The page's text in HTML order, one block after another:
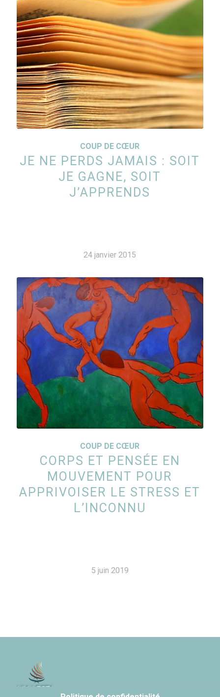
COUP DE CŒUR
JE NE PERDS JAMAIS : SOIT
JE GAGNE, SOIT
J’APPRENDS
24 janvier 2015
COUP DE CŒUR
CORPS ET PENSÉE EN
MOUVEMENT POUR
APPRIVOISER LE STRESS ET
L’INCONNU
5 juin 2019